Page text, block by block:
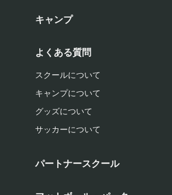
キャンプ
よくある質問
スクールについて
キャンプについて
グッズについて
サッカーについて
パートナースクール